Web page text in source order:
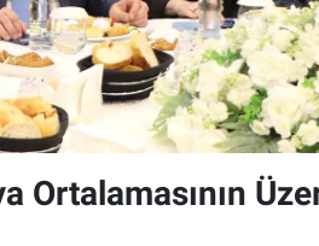
Ortalamasının